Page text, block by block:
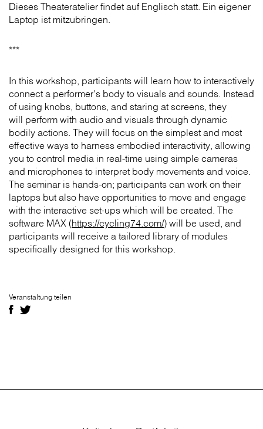
Dieses Theateratelier findet auf Englisch statt. Ein eigener
Laptop ist mitzubringen.
***
In this workshop, participants will learn how to interactively
connect a performer's body to visuals and sounds. Instead
of using knobs, buttons, and staring at screens, they
will perform with audio and visuals through dynamic
bodily actions. They will focus on the simplest and most
effective ways to harness embodied interactivity, allowing
you to control media in real-time using simple cameras
and microphones to interpret body movements and voice.
The seminar is hands-on; participants can work on their
laptops but also have opportunities to move and engage
with the interactive set-ups which will be created. The
software MAX (https://cycling74.com/) will be used, and
participants will receive a tailored library of modules
specifically designed for this workshop.
Veranstaltung teilen